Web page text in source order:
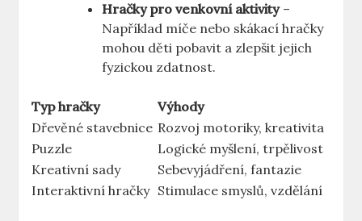
Hračky pro venkovní aktivity–
Například míče nebo skákací hračky
mohou děti pobavit a zlepšit jejich
fyzickou zdatnost.
Typ hračky
Výhody
Dřevěné stavebnice Rozvoj motoriky, kreativita
Puzzle
Logické myšlení, trpělivost
Kreativní sady
Sebevyjádření, fantazie
Interaktivní hračky Stimulace smyslů, vzdělání